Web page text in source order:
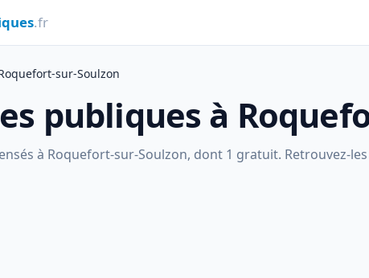
.fr
sur-Soulzon
publiques à
à Roquefort-sur-Soulzon, dont 1 gratuit. Retrouvez-